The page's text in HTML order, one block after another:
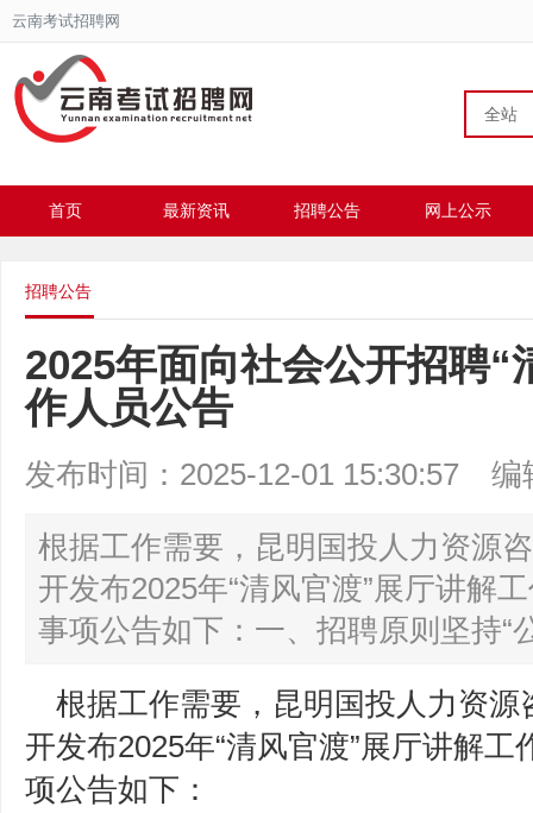
云南考试招聘网
全站
首页 最新资讯 招聘公告 网上公示
招聘公告
2025年面向社会公开招聘“
作人员公告
发布时间：2025-12-01 15:30:57 编
根据工作需要，昆明国投人力资源
开发布2025年“清风官渡”展厅讲解
事项公告如下：一、招聘原则坚持“
根据工作需要，昆明国投人力资
开发布2025年“清风官渡”展厅讲解
项公告如下：